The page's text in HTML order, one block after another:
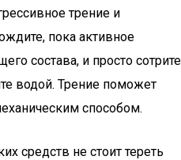
трение и
пока активное
состава, и просто сотрите
водой. Трение поможет
способом.
средств не стоит тереть